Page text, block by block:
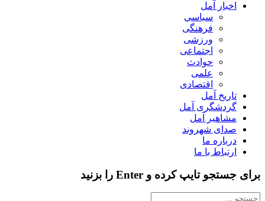
اخبار آمل
سیاسی
فرهنگی
ورزشی
اجتماعی
حوادث
علمی
اقتصادی
تاریخ آمل
گردشگری آمل
مشاهیر آمل
صدای شهروند
درباره ما
ارتباط با ما
برای جستجو تایپ کرده و Enter را بزنید